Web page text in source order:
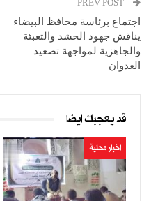
اجتماع برئاسة محافظ البيضاء
يناقش جهود الحشد والتعبئة
والجاهزية لمواجهة تصعيد
العدوان
قد يعجبك ايضا
اخبار محلية